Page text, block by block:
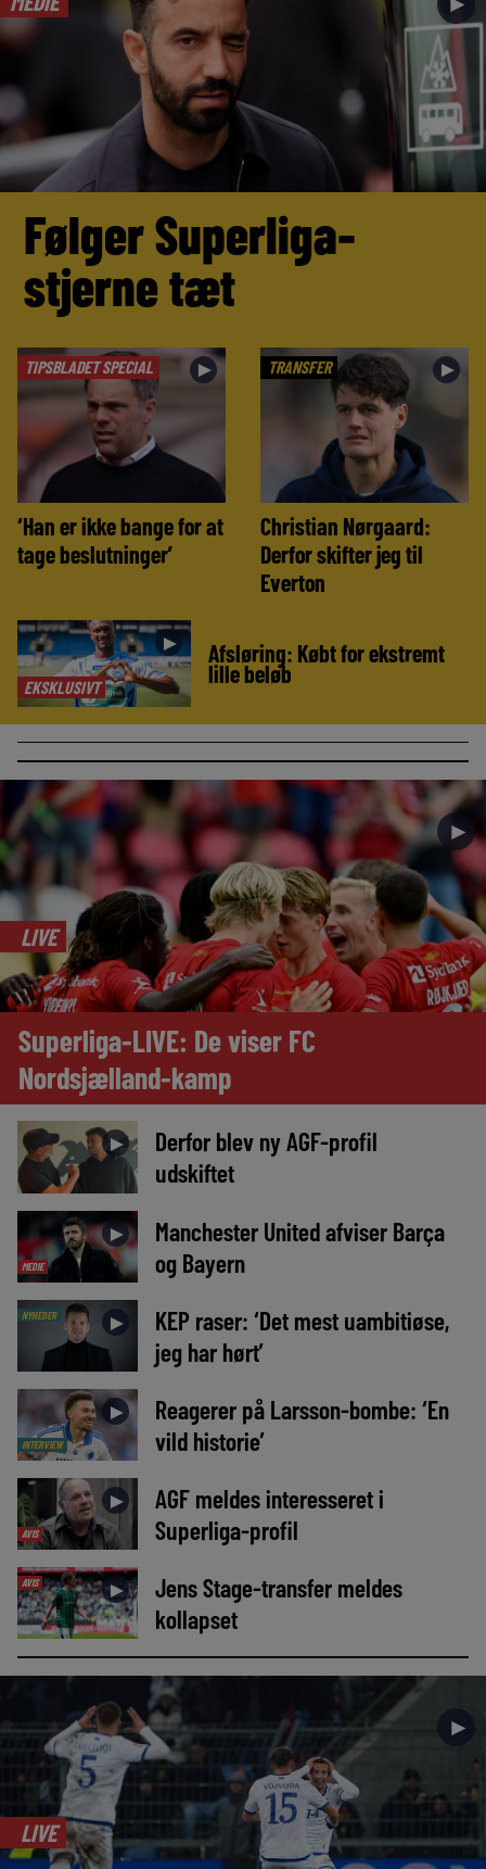
Følger Superliga-
stjerne tæt
TIPSBLADET SPECIAL ►
‘Han er ikke bange for at
tage beslutninger’
TRANSFER ►
Christian Nørgaard:
Derfor skifter jeg til
Everton
EKSKLUSIVT
► Afsløring: Købt for ekstremt
lille beløb
►
LIVE
Superliga-LIVE: De viser FC
Nordsjælland-kamp
►
Derfor blev ny AGF-profil
udskiftet
MEDIE
►
Manchester United afviser Barça
og Bayern
NYHEDER ►
KEP raser: ‘Det mest uambitiøse,
jeg har hørt’
INTERVIEW
►
Reagerer på Larsson-bombe: ‘En
vild historie’
AVIS
►
AGF meldes interesseret i
Superliga-profil
AVIS ►
Jens Stage-transfer meldes
kollapset
►
LIVE